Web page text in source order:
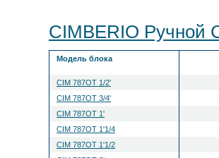
CIMBERIO Ручной
Модель блока
CIM 787OT 1/2'
CIM 787OT 3/4'
CIM 787OT 1'
CIM 787OT 1'1/4
CIM 787OT 1'1/2